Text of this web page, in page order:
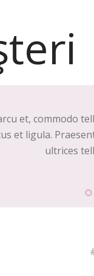
et, commodo
et ligula.
ultrices